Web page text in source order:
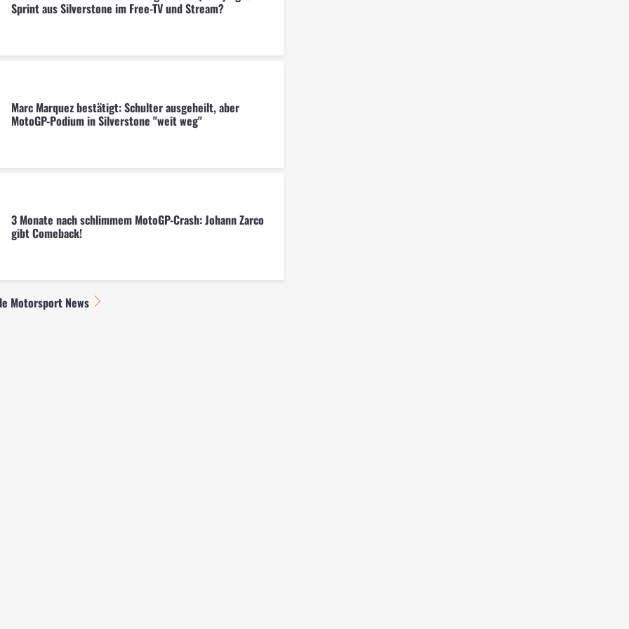
Sprint aus Silverstone im Free-TV und Stream?
Marc Marquez bestätigt: Schulter ausgeheilt, aber
MotoGP-Podium in Silverstone "weit weg"
3 Monate nach schlimmem MotoGP-Crash: Johann Zarco
gibt Comeback!
Motorsport News